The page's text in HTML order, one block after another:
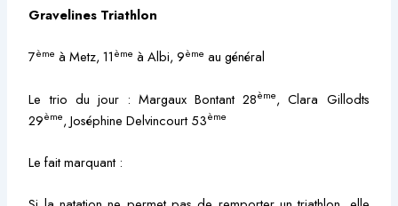
Gravelines Triathlon
7ème à Metz, 11ème à Albi, 9ème au général
Le trio du jour : Margaux Bontant 28ème, Clara Gillodts
29ème, Joséphine Delvincourt 53ème
Le fait marquant :